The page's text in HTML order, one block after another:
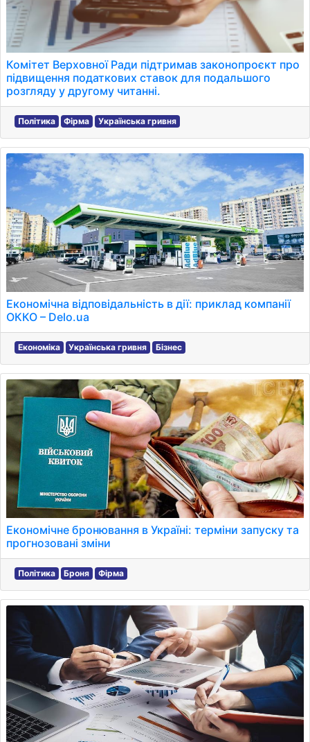
Комітет Верховної Ради підтримав законопроєкт про
підвищення податкових ставок для подальшого
розгляду у другому читанні.
Політика Фірма Українська гривня
Економічна відповідальність в дії: приклад компанії
ОККО – Delo.ua
Економіка Українська гривня Бізнес
Економічне бронювання в Україні: терміни запуску та
прогнозовані зміни
Політика Броня Фірма